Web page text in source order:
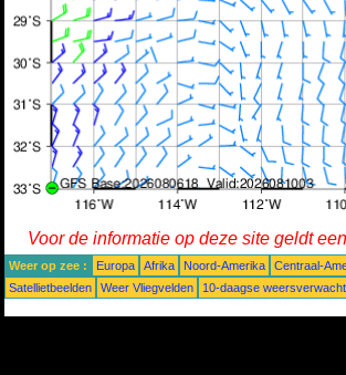
Voor de informatie op deze site geldt een
Weer op zee : Europa Afrika Noord-Amerika Centraal-
Satellietbeelden
Weer Vliegvelden 10-daagse